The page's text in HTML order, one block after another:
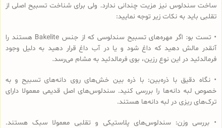
ساخت سندلوس نیز مزیت چندانی ندارد. ولی برای شناخت تسبیح اصلی از
تقلبی باید به نکات زیر توجه نمایید:
• تست بو: اگر مهره‌های تسبیح‌ سندلوسی که از جنس Bakelite هستند را
آنقدر مالش دهید که داغ شود و یا در آب داغ قرار دهید به دلیل وجود
فرمالدئید در این نوع رزین، بوی فرمالدئید به مشام می‌رسد.
• نگاه دقیق با ذره‌بین: با ذره بین خش‌های روی دانه‌های تسبیح و به
خصوص لبه دانه‌ها را بررسی کنید. سندلوس‌های اصل قدیمی معمولا دارای
ترک‌های ریزی در لبه دانه‌ها هستند.
• بررسی وزن: سندلوس‌های پلاستیکی و تقلبی معمولا سبک هستند.